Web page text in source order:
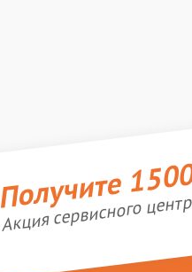
Получите
Акция сервисного